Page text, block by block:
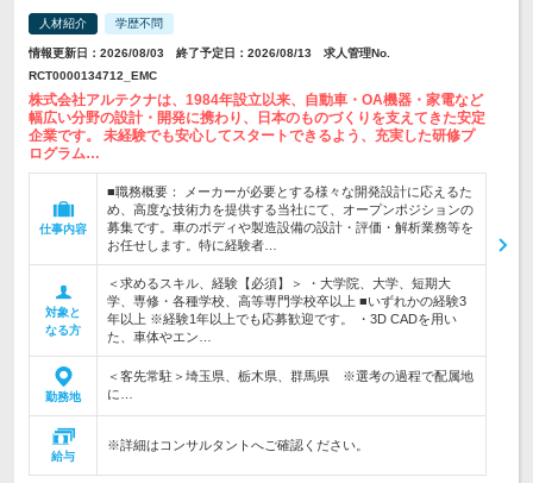
人材紹介 学歴不問
情報更新日：2026/08/03 終了予定日：2026/08/13 求人管理No.
RCT0000134712_EMC
株式会社アルテクナは、1984年設立以来、自動車・OA機器・家電など
幅広い分野の設計・開発に携わり、日本のものづくりを支えてきた安定
企業です。 未経験でも安心してスタートできるよう、充実した研修プ
ログラム…
仕事内容
■職務概要： メーカーが必要とする様々な開発設計に応えるた
め、高度な技術力を提供する当社にて、オープンポジションの
募集です。車のボディや製造設備の設計・評価・解析業務等を
お任せします。特に経験者…
対象と
なる方
＜求めるスキル、経験【必須】＞ ・大学院、大学、短期大
学、専修・各種学校、高等専門学校卒以上 ■いずれかの経験3
年以上 ※経験1年以上でも応募歓迎です。 ・3D CADを用い
た、車体やエン…
勤務地
＜客先常駐＞埼玉県、栃木県、群馬県 ※選考の過程で配属地
に…
給与
※詳細はコンサルタントへご確認ください。